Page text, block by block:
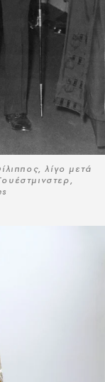
λίγο μετά